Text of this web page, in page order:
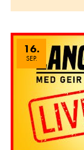
16.
SEP.